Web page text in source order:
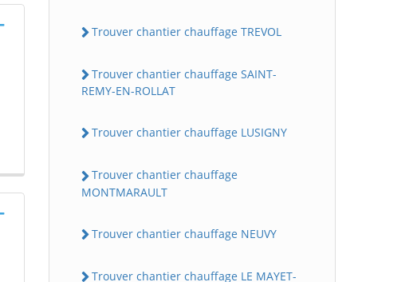
Trouver chantier chauffage TREVOL
Trouver chantier chauffage SAINT-
REMY-EN-ROLLAT
Trouver chantier chauffage LUSIGNY
Trouver chantier chauffage
MONTMARAULT
Trouver chantier chauffage NEUVY
Trouver chantier chauffage LE MAYET-